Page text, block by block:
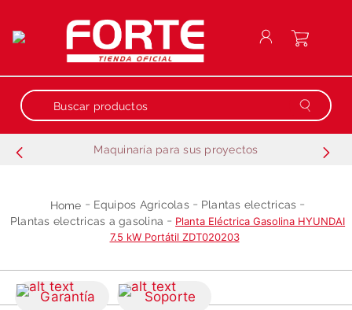
Buscar productos
Maquinaría para sus proyectos
Equipos Agricolas
Plantas electricas
Plantas electricas a gasolina
Planta Eléctrica Gasolina HYUNDAI
7.5 kW Portátil ZDT020203
Garantía Soporte
2.
generador
motobombas
4.
guadañadora
5.
motobombas gasolina